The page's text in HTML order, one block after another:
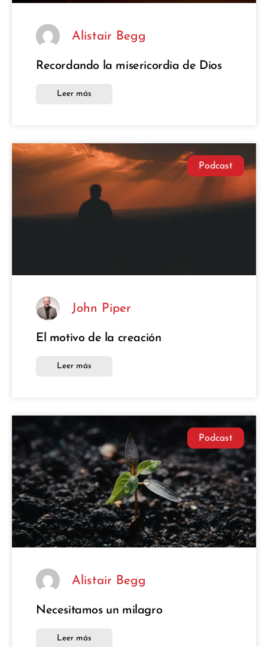
Alistair Begg
Recordando la misericordia de Dios
Leer más
Podcast
John Piper
El motivo de la creación
Leer más
Podcast
Alistair Begg
Necesitamos un milagro
Leer más